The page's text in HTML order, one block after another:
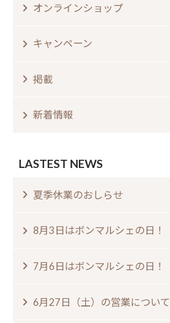
オンラインショップ
キャンペーン
掲載
新着情報
LASTEST NEWS
夏季休業のおしらせ⁠
8月3日はボンマルシェの日⁠！⁠ ⁠
7月6日はボンマルシェの日⁠！⁠
6月27日（土）の営業について